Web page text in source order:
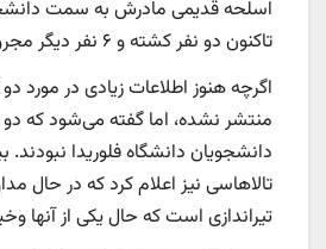
اسلحه قدیمی مادرش به سمت
تاکنون دو نفر کشته و ۶ نفر دیگر مجروح شده‌اند.
اگرچه هنوز اطلاعات زیادی در مورد
منتشر نشده، اما گفته می‌شود که دو
دانشجویان دانشگاه فلوریدا نبودند.
تیراندازی است که حال یکی از آنها